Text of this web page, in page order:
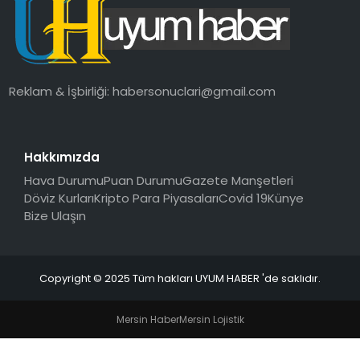
SAĞLIK
MAGAZIN
Reklam & İşbirliği:habersonuclari@gmail.com
Hakkımızda
Hava DurumuPuan DurumuGazete Manşetleri
Döviz KurlarıKripto Para PiyasalarıCovid 19Künye
Bize Ulaşın
Copyright © 2025 Tüm hakları UYUM HABER 'de saklıdır.
Mersin HaberMersin Lojistik